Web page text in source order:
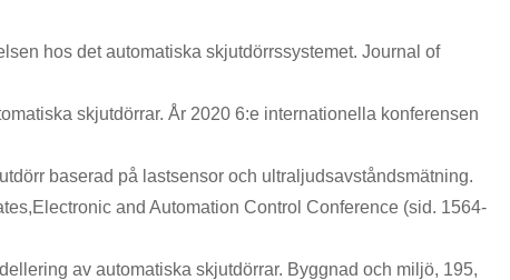
hos det automatiska skjutdörrssystemet. Journal of
skjutdörrar. År 2020 6:e internationella konferensen
baserad på lastsensor och ultraljudsavståndsmätning.
and Automation Control Conference (sid. 1564-
av automatiska skjutdörrar. Byggnad och miljö, 195,